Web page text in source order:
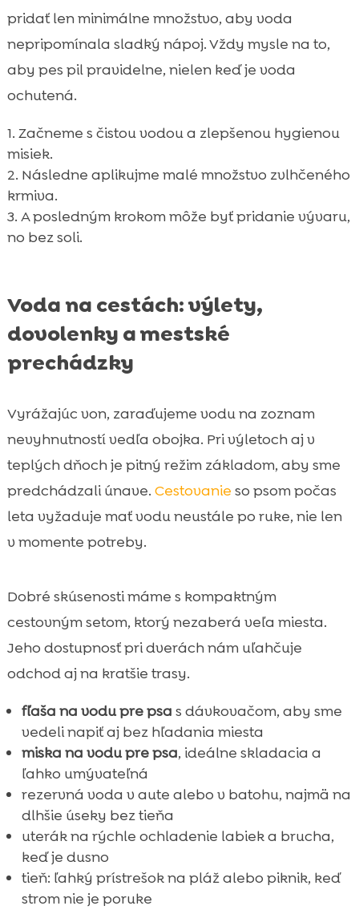
pridať len minimálne množstvo, aby voda
nepripomínala sladký nápoj. Vždy mysle na to,
aby pes pil pravidelne, nielen keď je voda
ochutená.
Začneme s čistou vodou a zlepšenou hygienou
misiek.
Následne aplikujme malé množstvo zvlhčeného
krmiva.
A posledným krokom môže byť pridanie vývaru,
no bez soli.
Voda na cestách: výlety,
dovolenky a mestské
prechádzky
Vyrážajúc von, zaraďujeme vodu na zoznam
nevyhnutností vedľa obojka. Pri výletoch aj v
teplých dňoch je pitný režim základom, aby sme
predchádzali únave. Cestovanie so psom počas
leta vyžaduje mať vodu neustále po ruke, nie len
v momente potreby.
Dobré skúsenosti máme s kompaktným
cestovným setom, ktorý nezaberá veľa miesta.
Jeho dostupnosť pri dverách nám uľahčuje
odchod aj na kratšie trasy.
fľaša na vodu pre psa s dávkovačom, aby sme
vedeli napiť aj bez hľadania miesta
miska na vodu pre psa, ideálne skladacia a
ľahko umývateľná
rezervná voda v aute alebo v batohu, najmä na
dlhšie úseky bez tieňa
uterák na rýchle ochladenie labiek a brucha,
keď je dusno
tieň: ľahký prístrešok na pláž alebo piknik, keď
strom nie je poruke